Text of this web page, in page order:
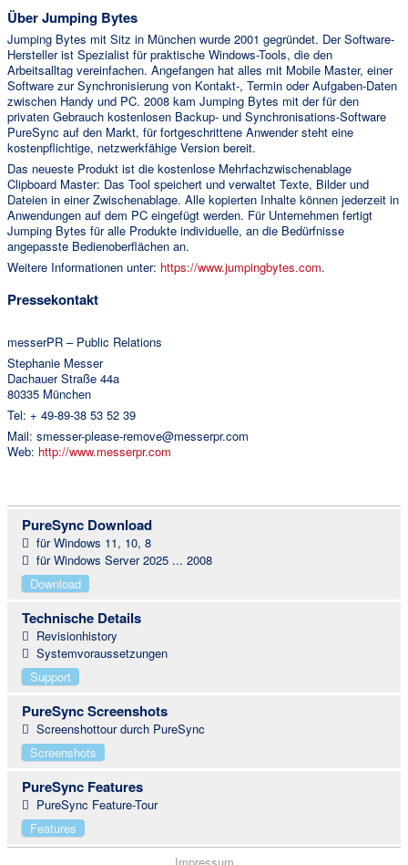
Über Jumping Bytes
Jumping Bytes mit Sitz in München wurde 2001 gegründet. Der Software-
Hersteller ist Spezialist für praktische Windows-Tools, die den
Arbeitsalltag vereinfachen. Angefangen hat alles mit Mobile Master, einer
Software zur Synchronisierung von Kontakt-, Termin oder Aufgaben-Daten
zwischen Handy und PC. 2008 kam Jumping Bytes mit der für den
privaten Gebrauch kostenlosen Backup- und Synchronisations-Software
PureSync auf den Markt, für fortgeschrittene Anwender steht eine
kostenpflichtige, netzwerkfähige Version bereit.
Das neueste Produkt ist die kostenlose Mehrfachzwischenablage
Clipboard Master: Das Tool speichert und verwaltet Texte, Bilder und
Dateien in einer Zwischenablage. Alle kopierten Inhalte können jederzeit in
Anwendungen auf dem PC eingefügt werden. Für Unternehmen fertigt
Jumping Bytes für alle Produkte individuelle, an die Bedürfnisse
angepasste Bedienoberflächen an.
Weitere Informationen unter: https://www.jumpingbytes.com.
Pressekontakt
messerPR – Public Relations
Stephanie Messer
Dachauer Straße 44a
80335 München
Tel: + 49-89-38 53 52 39
Mail: smesser-please-remove@messerpr.com
Web: http://www.messerpr.com
PureSync Download
für Windows 11, 10, 8
für Windows Server 2025 ... 2008
Download
Technische Details
Revisionhistory
Systemvoraussetzungen
Support
PureSync Screenshots
Screenshottour durch PureSync
Screenshots
PureSync Features
PureSync Feature-Tour
Features
Impressum